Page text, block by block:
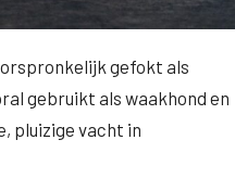
gefokt als
gebruikt als waakhond en
pluizige vacht in